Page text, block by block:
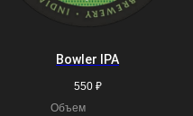
Bowler IPA
550 ₽
Объем